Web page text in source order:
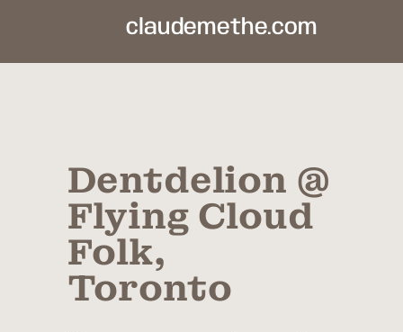
claudemethe.com
Dentdelion @
Flying Cloud
Folk,
Toronto